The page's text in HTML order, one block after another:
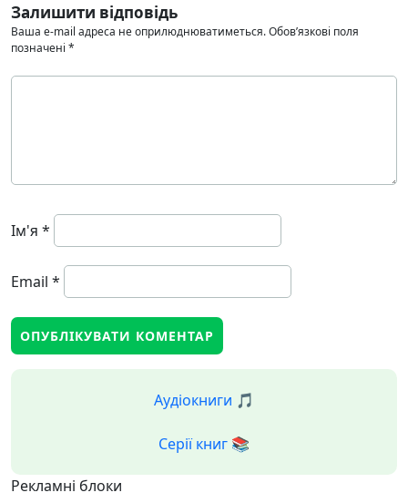
Залишити відповідь
Ваша e-mail адреса не оприлюднюватиметься.Обов’язкові поля
позначені *
Ім'я *
Email *
Аудіокниги 🎵
Серії книг 📚
Рекламні блоки